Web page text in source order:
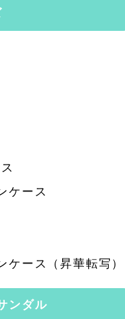
ケース
ケース（昇華転写）
ンダル